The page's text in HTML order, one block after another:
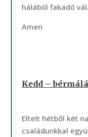
hálából fakadó
Amen
Kedd –
Eltelt hétből két
családunkkal